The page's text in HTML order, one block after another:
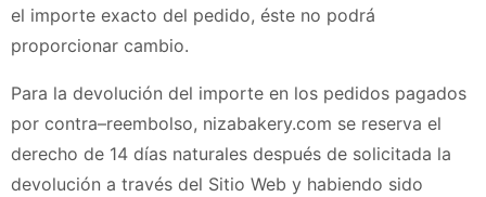
el importe exacto del pedido, éste no podrá
proporcionar cambio.
Para la devolución del importe en los pedidos pagados
por contra–reembolso, nizabakery.com se reserva el
derecho de 14 días naturales después de solicitada la
devolución a través del Sitio Web y habiendo sido